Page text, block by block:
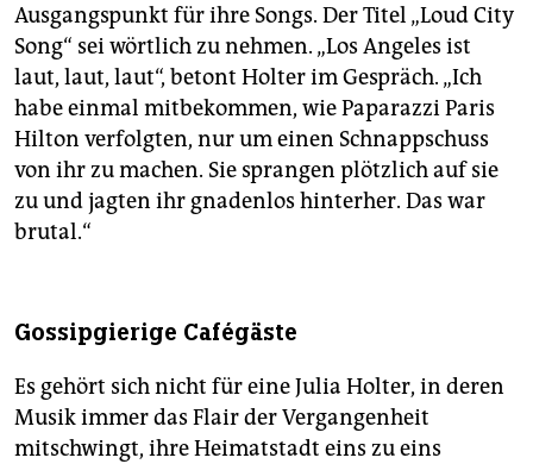
Ausgangspunkt für ihre Songs. Der Titel „Loud City
Song“ sei wörtlich zu nehmen. „Los Angeles ist
laut, laut, laut“, betont Holter im Gespräch. „Ich
habe einmal mitbekommen, wie Paparazzi Paris
Hilton verfolgten, nur um einen Schnappschuss
von ihr zu machen. Sie sprangen plötzlich auf sie
zu und jagten ihr gnadenlos hinterher. Das war
brutal.“
Gossipgierige Cafégäste
Es gehört sich nicht für eine Julia Holter, in deren
Musik immer das Flair der Vergangenheit
mitschwingt, ihre Heimatstadt eins zu eins